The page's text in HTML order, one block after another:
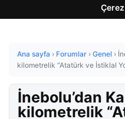
Ana sayfa › Forumlar › Genel ›
kilometrelik “Atatürk ve İstiklal
İnebolu’dan
kilometrelik